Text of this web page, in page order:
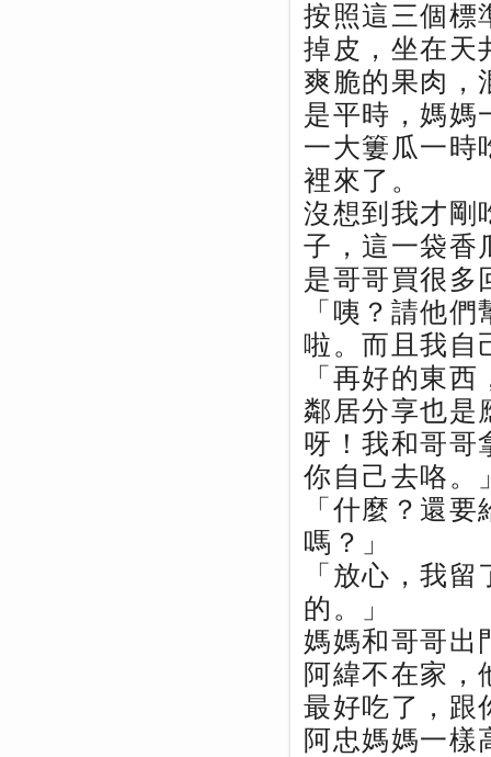
按照這三個標
掉皮，坐在天
爽脆的果肉，
是平時，媽媽
一大簍瓜一時
裡來了。
沒想到我才剛
子，這一袋香
是哥哥買很多
「咦？請他
啦。而且我自
「再好的東
鄰居分享也是
呀！我和哥哥
你自己去咯。
「什麼？還
嗎？」
「放心，我
的。」
媽媽和哥哥出
阿緯不在家，
最好吃了，跟
阿忠媽媽一樣